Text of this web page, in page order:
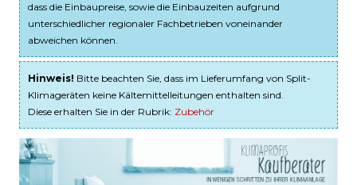
dass die Einbaupreise, sowie die Einbauzeiten aufgrund
unterschiedlicher regionaler Fachbetrieben voneinander
abweichen können.
Hinweis! Bitte beachten Sie, dass im Lieferumfang von Split-
Klimageräten keine Kältemittelleitungen enthalten sind.
Diese erhalten Sie in der Rubrik: Zubehör